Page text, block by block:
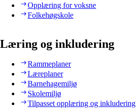
Opplæring for voksne
Folkehøgskole
Læring og inkludering
Rammeplaner
Læreplaner
Barnehagemiljø
Skolemiljø
Tilpasset opplæring og inkludering